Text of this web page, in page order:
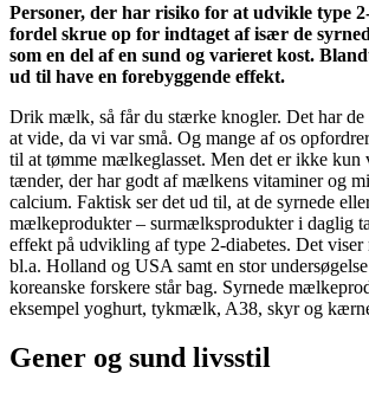
Personer, der har risiko for at udvikle type
fordel skrue op for indtaget af især de
som en del af en sund og varieret kost.
ud til have en forebyggende effekt.
Drik mælk, så får du stærke knogler. Det har de
at vide, da vi var små. Og mange af os
til at tømme mælkeglasset. Men det er ikke kun
tænder, der har godt af mælkens vitaminer og
calcium. Faktisk ser det ud til, at de syrnede
mælkeprodukter – surmælksprodukter i daglig
effekt på udvikling af type 2-diabetes. Det
bl.a. Holland og USA samt en stor
koreanske forskere står bag. Syrnede
eksempel yoghurt, tykmælk, A38, skyr og
Gener og sund livsstil